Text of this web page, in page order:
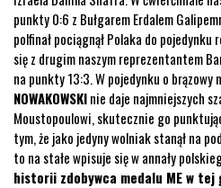
punkty 0:6 z Bułgarem Erdalem
polfinał pociągnął Polaka do
się z drugim naszym reprezentantem
na punkty 13:3. W pojedynku o brązowy
NOWAKOWSKInie daje najmniejszych
Moustopoulowi, skutecznie go
tym, że jako jedyny wolniak stanął na
to na stałe wpisuje się w annały
historii zdobywca medalu ME w tej